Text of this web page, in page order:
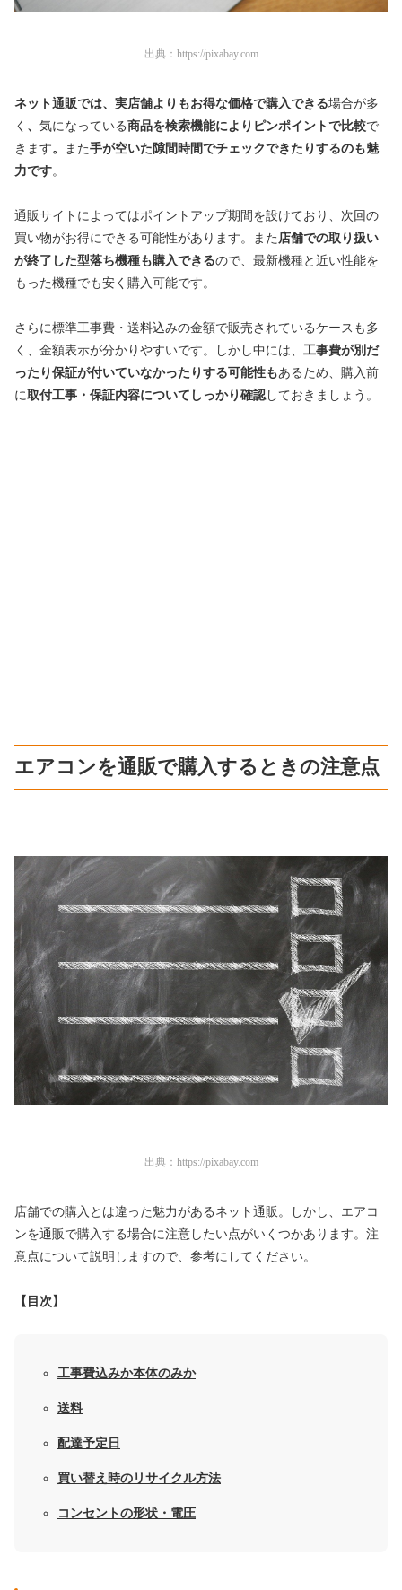
出典： https://pixabay.com
ネット通販では、実店舗よりもお得な価格で購入できる場合が多
く 、 気になっている商品を検索機能によりピンポイントで比較で
きます。 また手が空いた隙間時間でチェックできたりするのも魅
力です。
通販サイトによってはポイントアップ期間を設けており、次回の
買い物がお得にできる可能性があります。また 店舗での取り扱い
が終了した型落ち機種も購入できるので、最新機種と近い性能を
もった機種でも安く購入可能です。
さらに標準工事費・送料込みの金額で販売されているケースも多
く、金額表示が分かりやすいです。しかし中には、 工事費が別だ
ったり保証が付いていなかったりする可能性もあるため、購入前
に取付工事・保証内容についてしっかり確認 しておきましょう。
エアコンを通販で購入するときの注意点
出典： https://pixabay.com
店舗での購入とは違った魅力があるネット通販。しかし、エアコ
ンを通販で購入する場合に注意したい点がいくつかあります。注
意点について説明しますので、参考にしてください。
【目次】
工事費込みか本体のみか
送料
配達予定日
買い替え時のリサイクル方法
コンセントの形状・電圧